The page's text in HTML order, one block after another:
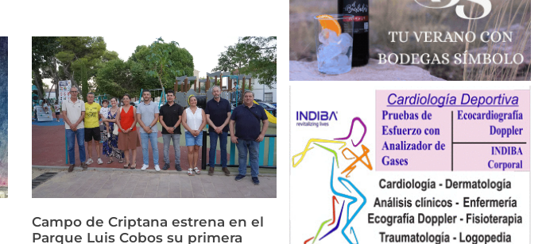
Campo de Criptana estrena en el
Parque Luis Cobos su primera